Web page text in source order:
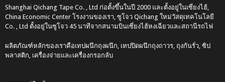
Shanghai Qichang Tape Co. , Ltd ก่อตั้งขึ้นในปี 2000 และตั้งอยู่ในเซี่ยงไฮ้,
China Economic Center โรงงานของเรา, ซูโจว Qichang ใหม่วัสดุเทคโนโลยี
Co. , Ltd ตั้งอยู่ในซูโจว 45 นาทีจากสนามบินเซี่ยงไฮ้หงเฉียวและสถานีรถไฟ
ผลิตภัณฑ์หลักของเราคือเทปผนึกถุงผนึก, เทปปิดผนึกถุงถาวร, ถุงกันรั่ว, ซิป
พลาสติก, เครื่องจ่ายและเครื่องกรอกลับ